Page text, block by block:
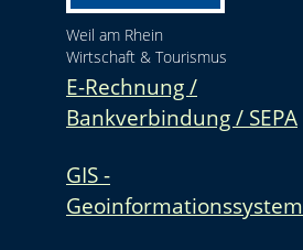
Weil am Rhein
Wirtschaft & Tourismus
E-Rechnung /
Bankverbindung / SEPA
GIS -
Geoinformationssystem